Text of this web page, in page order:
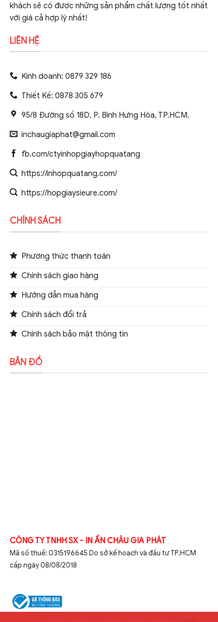
khách sẽ có được những sản phẩm chất lượng tốt nhất
với giá cả hợp lý nhất!
LIÊN HỆ
Kinh doanh: 0879 329 186
Thiết Kế: 0878 305 679
95/8 Đường số 18D, P. Bình Hưng Hòa, TP.HCM.
inchaugiaphat@gmail.com
fb.com/ctyinhopgiayhopquatang
https://inhopquatang.com/
https://hopgiaysieure.com/
CHÍNH SÁCH
Phương thức thanh toán
Chính sách giao hàng
Hướng dẫn mua hàng
Chính sách đổi trả
Chính sách bảo mật thông tin
BẢN ĐỒ
CÔNG TY TNHH SX - IN ẤN CHÂU GIA PHÁT
Mã số thuế: 0315196645 Do sở kế hoạch và đầu tư TP.HCM
cấp ngày 08/08/2018